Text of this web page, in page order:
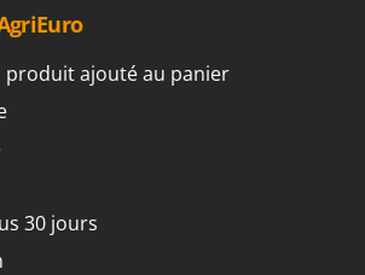
produit ajouté au panier
30 jours